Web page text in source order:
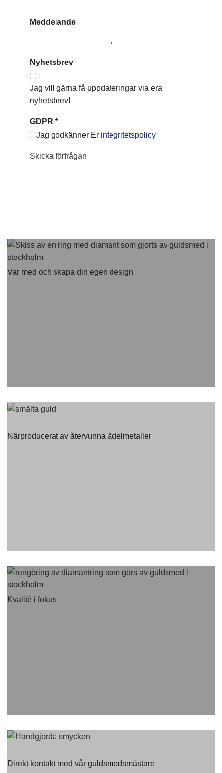
Meddelande
Nyhetsbrev
Jag vill gärna få uppdateringar via era
nyhetsbrev!
GDPR *
Jag godkänner Er integritetspolicy
Skicka förfrågan
Var med och skapa din egen design
Närproducerat av återvunna ädelmetaller
Kvalité i fokus
Direkt kontakt med vår guldsmedsmästare